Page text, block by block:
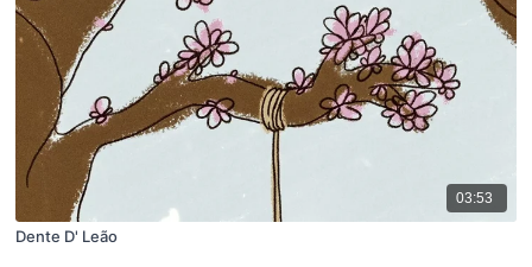
03:53
Dente D' Leão